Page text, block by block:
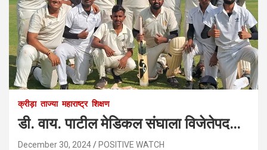
क्रीड़ा ताज्या महाराष्ट्र शिक्षण
डी. वाय. पाटील मेडिकल संघाला विजेतेपद…
December 30, 2024 POSITIVE WATCH